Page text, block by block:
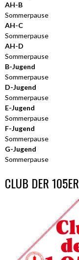
AH-B
Sommerpause
AH-C
Sommerpause
AH-D
Sommerpause
B-Jugend
Sommerpause
D-Jugend
Sommerpause
E-Jugend
Sommerpause
F-Jugend
Sommerpause
G-Jugend
Sommerpause
CLUB DER 105ER